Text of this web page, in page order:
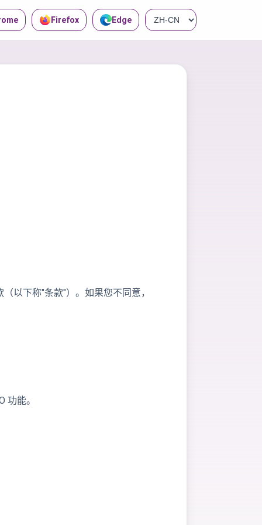
Firefox Edge
以下称"条款"）。如果您不同意，
功能。